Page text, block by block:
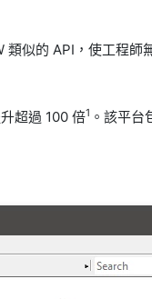
似的 API，使工程師
超過 100 倍1 。該平台